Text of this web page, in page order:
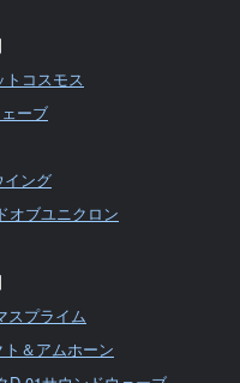
トコスモス
ーブ
イング
オブユニクロン
スプライム
＆アムホーン